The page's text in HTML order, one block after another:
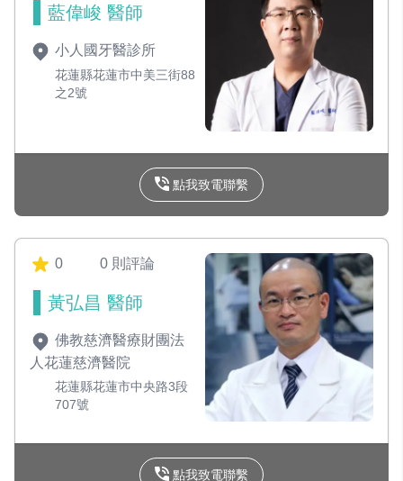
藍偉峻 醫師
小人國牙醫診所
花蓮縣花蓮市中美三街88
之2號
點我致電聯繫
0 0 則評論
黃弘昌 醫師
佛教慈濟醫療財團法
人花蓮慈濟醫院
花蓮縣花蓮市中央路3段
707號
點我致電聯繫